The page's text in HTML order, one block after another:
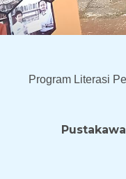
Program Literasi